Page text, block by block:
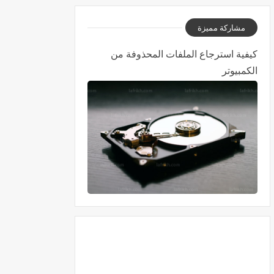
مشاركة مميزة
كيفية استرجاع الملفات المحذوفة من
الكمبيوتر